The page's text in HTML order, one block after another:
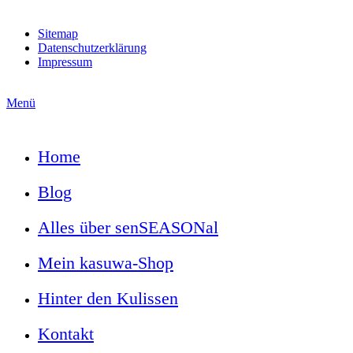
Sitemap
Datenschutzerklärung
Impressum
Menü
Home
Blog
Alles über senSEASONal
Mein kasuwa-Shop
Hinter den Kulissen
Kontakt